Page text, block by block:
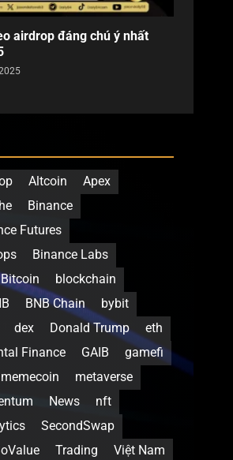
airdrop đáng chú ý nhất
Altcoin
Apex
Binance
Futures
Binance Labs
Bitcoin
blockchain
BNB Chain
bybit
dex Donald Trump
eth
Finance GAIB
gamefi
memecoin
metaverse
News
nft
SecondSwap
Trading Việt Nam